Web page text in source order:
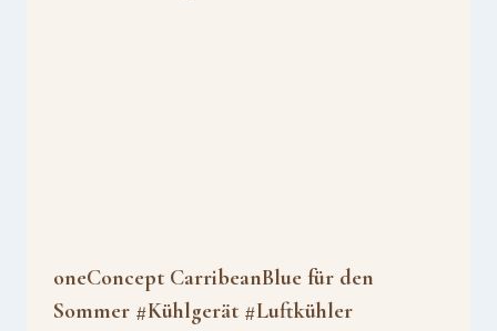
oneConcept CarribeanBlue für den
Sommer #Kühlgerät #Luftkühler